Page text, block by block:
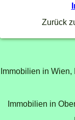
Zurück
Immobilien in Wien,
Immobilien in